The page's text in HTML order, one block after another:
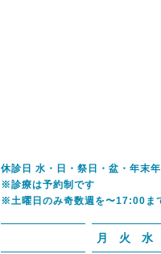
休診日 水・日・祭日・盆・年末
※診療は予約制です
※土曜日のみ奇数週を〜17:00ま
月 火
水